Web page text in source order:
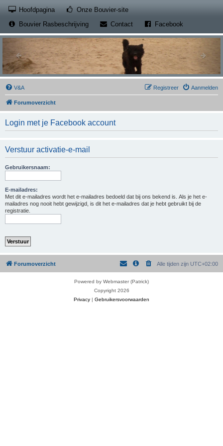
Hoofdpagina Onze Bouvier-site(Opens a new tab)
Bouvier Rasbeschrijving
Contact(Opens a new tab)
Facebook
V&A Aanmelden
Registreer
Forumoverzicht
Login met je Facebook account
Verstuur activatie-e-mail
Gebruikersnaam:
E-mailadres:
Met dit e-mailadres wordt het e-mailadres bedoeld dat bij ons bekend is. Als je het e-
mailadres nog nooit hebt gewijzigd, is dit het e-mailadres dat je hebt gebruikt bij de
registratie.
Forumoverzicht Alle tijden zijn UTC+02:00
Powered by Webmaster (Patrick)
Copyright 2026
Privacy | Gebruikersvoorwaarden